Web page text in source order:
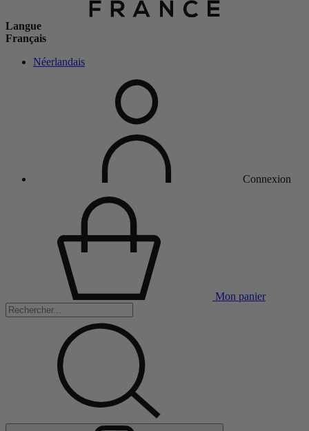
Langue
Français
Néerlandais
Connexion
Mon panier